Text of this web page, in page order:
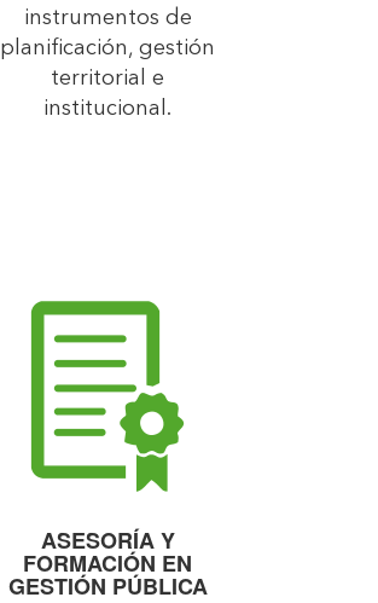
instrumentos de
planificación, gestión
territorial e
institucional.
ASESORÍA Y
FORMACIÓN EN
GESTIÓN PÚBLICA